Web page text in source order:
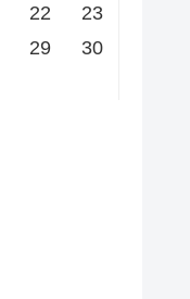
22
23
29
30